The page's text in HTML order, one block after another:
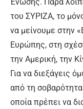
Ένωσης. Παρά
του ΣΥΡΙΖΑ, το
να μείνουμε στην
Ευρώπης, στη
την Αμερική, την
Για να διεξάγεις
από τη
οποία πρέπει να